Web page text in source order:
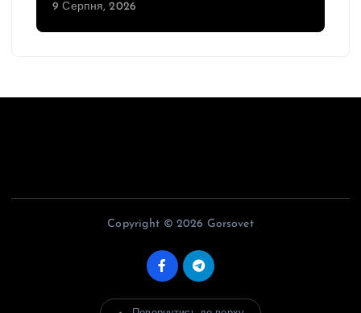
9 Серпня, 2026
Copyright © 2026 Gorsovet